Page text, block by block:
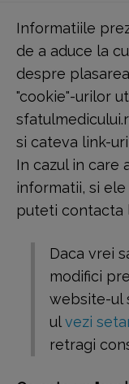
Informatiile
de a aduce la
despre
"cookie"-urilor
si cateva link-
In cazul in care
informatii, si
puteti contacta
Daca vrei
modifici
website-ul
ulvezi
retragi